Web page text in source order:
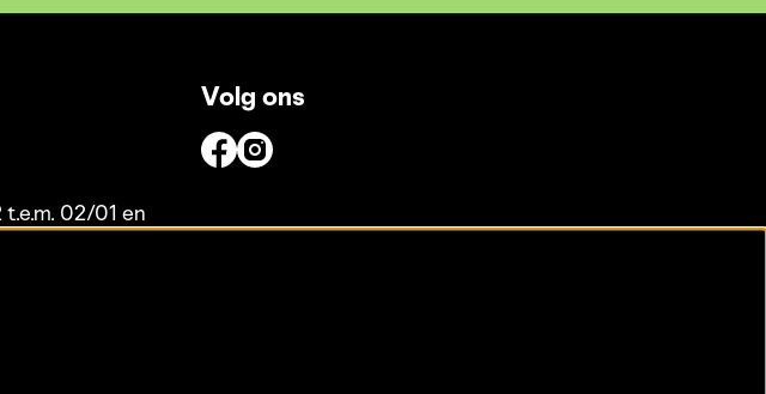
t.e.m. 02/01 en
Volg ons